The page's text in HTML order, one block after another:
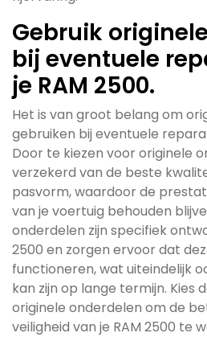
Gebruik
bij eventuele
je RAM 2500.
Het is van groot belang om
gebruiken bij eventuele
Door te kiezen voor originele
verzekerd van de beste
pasvorm, waardoor de
van je voertuig behouden
onderdelen zijn specifiek
2500 en zorgen ervoor dat
functioneren, wat uiteindelijk
kan zijn op lange termijn. Kies
originele onderdelen om de
veiligheid van je RAM 2500 te